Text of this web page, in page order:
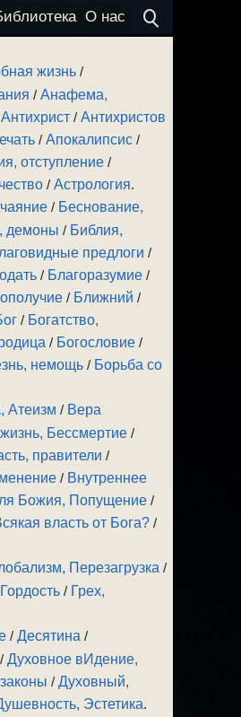
О нас
жизнь /
/Анафема,
Антихрист /Антихристов
/Апокалипсис /
отступление /
/Астрология.
/ Беснование,
демоны / Библия,
предлоги /
/ Благоразумие /
/ Ближний /
/ Богатство,
/ Богословие /
немощь / Борьба со
Атеизм / Вера
Бессмертие /
правители /
/ Внутреннее
Божия, Попущение /
власть от Бога? /
Перезагрузка /
Гордость / Грех,
/Десятина /
/Духовное вИдение,
/Духовный,
Эстетика.